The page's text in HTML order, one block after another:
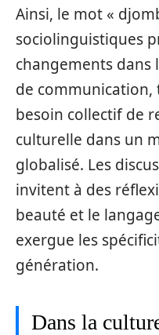
Ainsi, le mot «
sociolinguistiques
changements dans
de
besoin collectif de
culturelle dans un
globalisé. Les
invitent à des
beauté et le
exergue les
génération.
Dans la